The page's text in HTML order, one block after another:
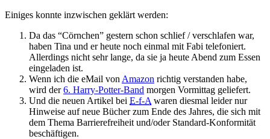
Einiges konnte inzwischen geklärt werden:
Da das “Cörnchen” gestern schon schlief / verschlafen war,
haben Tina und er heute noch einmal mit Fabi telefoniert.
Allerdings nicht sehr lange, da sie ja heute Abend zum Essen
eingeladen ist.
Wenn ich die eMail von Amazon richtig verstanden habe,
wird der6. Harry-Potter-Band morgen Vormittag geliefert.
Und die neuen Artikel bei E-f-A waren diesmal leider nur
Hinweise auf neue Bücher zum Ende des Jahres, die sich mit
dem Thema Barrierefreiheit und/oder Standard-Konformität
beschäftigen.